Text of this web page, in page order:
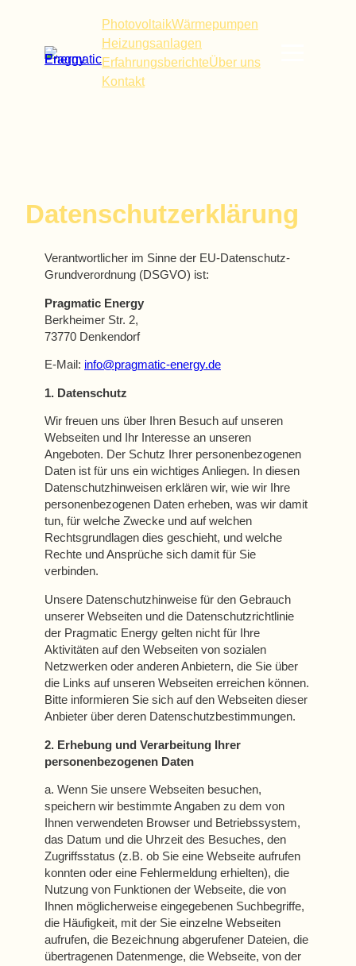
springen
PhotovoltaikWärmepumpen
Heizungsanlagen
ErfahrungsberichteÜber uns
Kontakt
Datenschutzerklärung
Verantwortlicher im Sinne der EU-Datenschutz-
Grundverordnung (DSGVO) ist:
Pragmatic Energy
Berkheimer Str. 2,
73770 Denkendorf
E-Mail: info@pragmatic-energy.de
1. Datenschutz
Wir freuen uns über Ihren Besuch auf unseren
Webseiten und Ihr Interesse an unseren
Angeboten. Der Schutz Ihrer personenbezogenen
Daten ist für uns ein wichtiges Anliegen. In diesen
Datenschutzhinweisen erklären wir, wie wir Ihre
personenbezogenen Daten erheben, was wir damit
tun, für welche Zwecke und auf welchen
Rechtsgrundlagen dies geschieht, und welche
Rechte und Ansprüche sich damit für Sie
verbinden.
Unsere Datenschutzhinweise für den Gebrauch
unserer Webseiten und die Datenschutzrichtlinie
der Pragmatic Energy gelten nicht für Ihre
Aktivitäten auf den Webseiten von sozialen
Netzwerken oder anderen Anbietern, die Sie über
die Links auf unseren Webseiten erreichen können.
Bitte informieren Sie sich auf den Webseiten dieser
Anbieter über deren Datenschutzbestimmungen.
2. Erhebung und Verarbeitung Ihrer
personenbezogenen Daten
a. Wenn Sie unsere Webseiten besuchen,
speichern wir bestimmte Angaben zu dem von
Ihnen verwendeten Browser und Betriebssystem,
das Datum und die Uhrzeit des Besuches, den
Zugriffsstatus (z.B. ob Sie eine Webseite aufrufen
konnten oder eine Fehlermeldung erhielten), die
Nutzung von Funktionen der Webseite, die von
Ihnen möglicherweise eingegebenen Suchbegriffe,
die Häufigkeit, mit der Sie einzelne Webseiten
aufrufen, die Bezeichnung abgerufener Dateien, die
übertragenen Datenmenge, die Webseite, von der